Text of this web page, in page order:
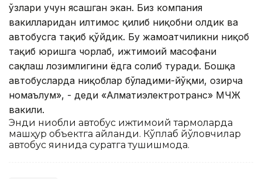
ўзлари учун ясашган экан. Биз компания
вакилларидан илтимос қилиб ниқобни олдик ва
автобусга тақиб қўйдик. Бу жамоатчиликни ниқоб
тақиб юришга чорлаб, ижтимоий масофани
сақлаш лозимлигини ёдга солиб туради. Бошқа
автобусларда ниқоблар бўладими-йўқми, ҳозирча
номаълум», - деди «Алматиэлектротранс» МЧЖ
вакили.
Энди ниқобли автобус ижтимоий тармоқларда
машҳур объектга айланди. Кўплаб йўловчилар
автобус яқинида суратга тушишмоқда.